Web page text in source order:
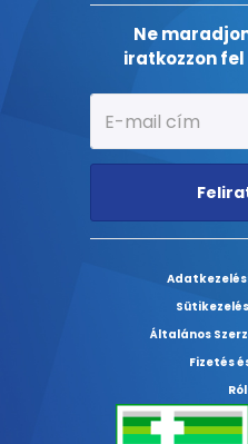
Ne
iratkozzon
Általános
Fizetés